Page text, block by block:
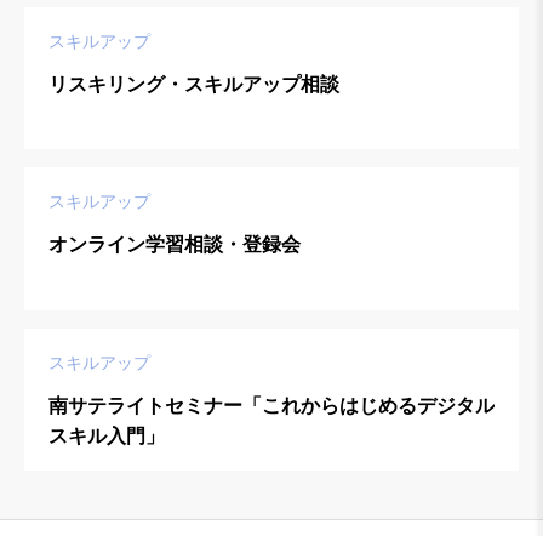
スキルアップ
リスキリング・スキルアップ相談
スキルアップ
オンライン学習相談・登録会
スキルアップ
南サテライトセミナー「これからはじめるデジタル
スキル入門」